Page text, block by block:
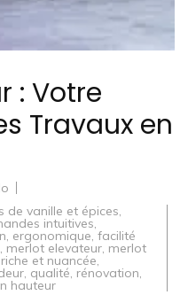
: Votre
Travaux en
de vanille et épices,
intuitives,
, ergonomique, facilité
, merlot elevateur, merlot
et nuancée,
, qualité, rénovation,
hauteur